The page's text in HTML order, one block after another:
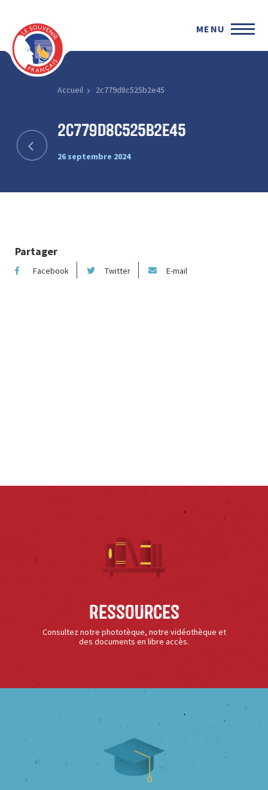
MENU
Accueil 2c779d8c525b2e45
2c779d8c525b2e45
26 septembre 2024
Partager
Facebook Twitter E-mail
Ressources
Consultez notre phototèque, notre vidéothèque et
des documents en libre accès.